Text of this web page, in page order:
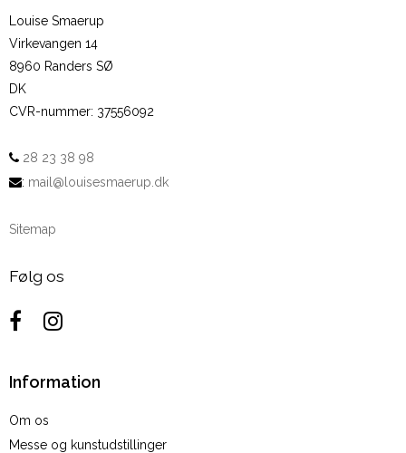
Louise Smaerup
Virkevangen 14
8960 Randers SØ
DK
CVR-nummer: 37556092
28 23 38 98
: mail@louisesmaerup.dk
Sitemap
Følg os
Information
Om os
Messe og kunstudstillinger